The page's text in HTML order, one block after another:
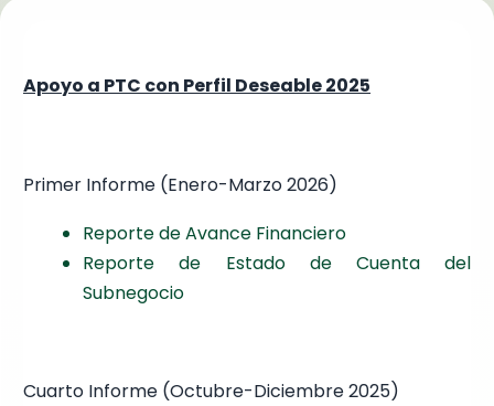
Apoyo a PTC con Perfil Deseable 2025
Primer Informe (Enero-Marzo 2026)
Reporte de Avance Financiero
Reporte de Estado de Cuenta del
Subnegocio
Cuarto Informe (Octubre-Diciembre 2025)